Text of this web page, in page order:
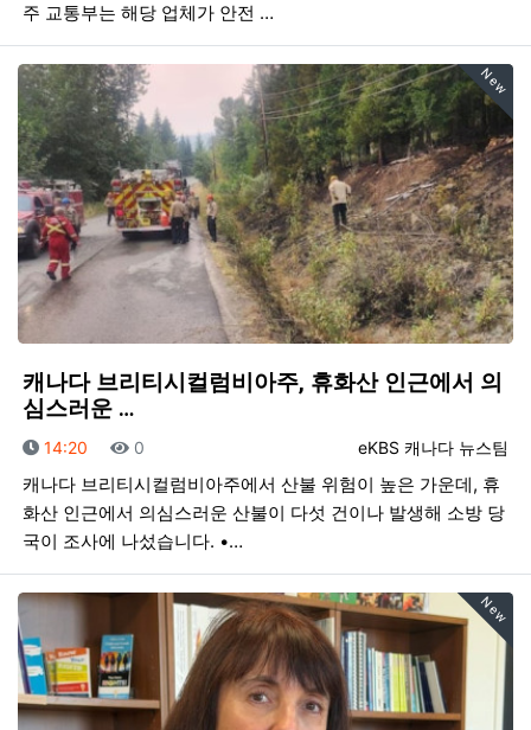
주 교통부는 해당 업체가 안전 …
New
캐나다 브리티시컬럼비아주, 휴화산 인근에서 의
심스러운 …
등록자
eKBS 캐나다 뉴스팀
등록일
14:20 조회
0
캐나다 브리티시컬럼비아주에서 산불 위험이 높은 가운데, 휴
화산 인근에서 의심스러운 산불이 다섯 건이나 발생해 소방 당
국이 조사에 나섰습니다. •…
New